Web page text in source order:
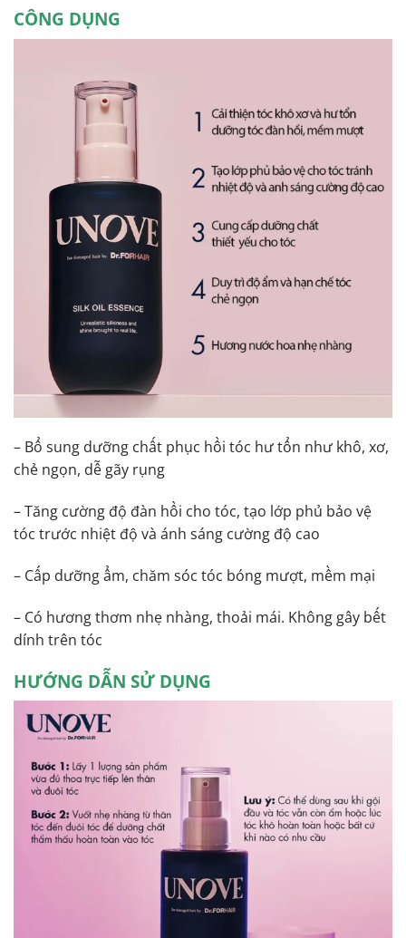
CÔNG DỤNG
– Bổ sung dưỡng chất phục hồi tóc hư tổn như khô, xơ,
chẻ ngọn, dễ gãy rụng
– Tăng cường độ đàn hồi cho tóc, tạo lớp phủ bảo vệ
tóc trước nhiệt độ và ánh sáng cường độ cao
– Cấp dưỡng ẩm, chăm sóc tóc bóng mượt, mềm mại
– Có hương thơm nhẹ nhàng, thoải mái. Không gây bết
dính trên tóc
HƯỚNG DẪN SỬ DỤNG